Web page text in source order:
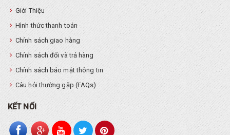
Giới Thiệu
Hình thức thanh toán
Chính sách giao hàng
Chính sách đổi và trả hàng
Chính sách bảo mật thông tin
Câu hỏi thường gặp (FAQs)
KẾT NỐI